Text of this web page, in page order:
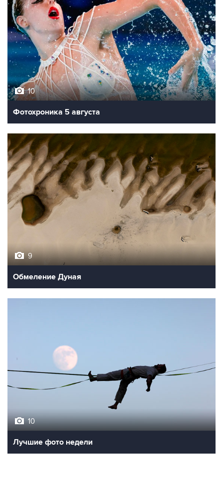
10
Фотохроника 5 августа
9
Обмеление Дуная
10
Лучшие фото недели